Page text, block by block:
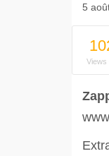
5
Views